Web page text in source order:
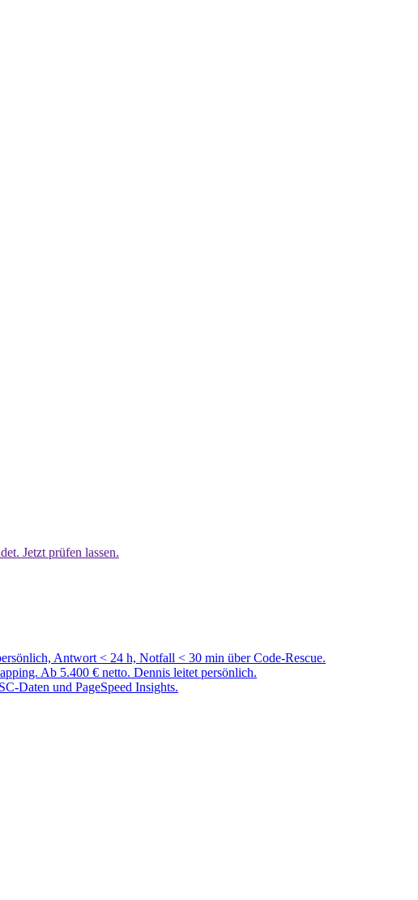
Jetzt prüfen lassen.
Antwort < 24 h, Notfall < 30 min über Code-Rescue.
Ab 5.400 € netto. Dennis leitet persönlich.
Daten und PageSpeed Insights.